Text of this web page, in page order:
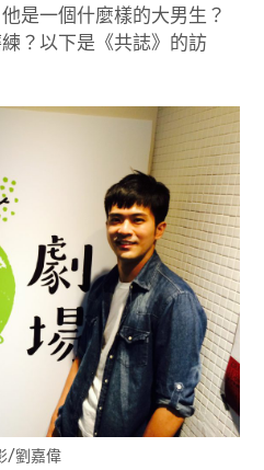
是一個什麼樣的大男生？
？以下是《共誌》的訪
/劉嘉偉